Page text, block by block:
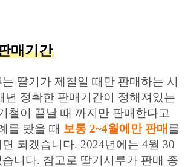
매기간
딸기가 제철일 때만 판매하는 시
년 정확한 판매기간이 정해져있는
철이 끝날 때 까지만 판매한다고
를 봤을 때 보통 2~4월에만 판매 를
되겠습니다. 2024년에는 4월 30
니다. 참고로 딸기시루가 판매 종